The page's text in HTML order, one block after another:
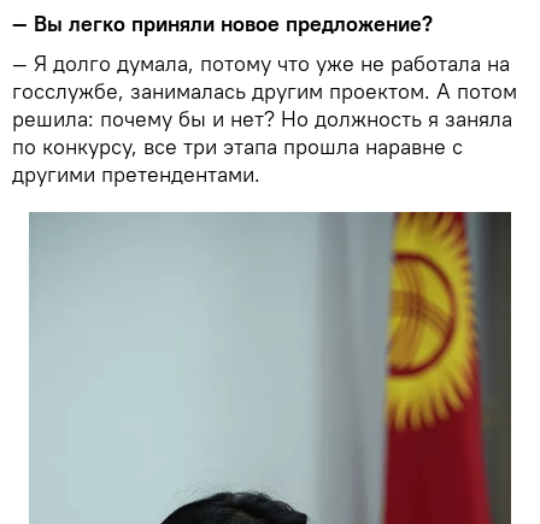
— Вы легко приняли новое предложение?
— Я долго думала, потому что уже не работала на
госслужбе, занималась другим проектом. А потом
решила: почему бы и нет? Но должность я заняла
по конкурсу, все три этапа прошла наравне с
другими претендентами.